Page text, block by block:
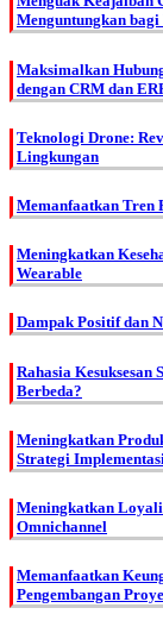
Menguntungkan
Maksimalkan
dengan CRM dan
Teknologi Drone:
Lingkungan
Memanfaatkan Tren
Meningkatkan
Wearable
Dampak Positif dan
Rahasia
Berbeda?
Meningkatkan
Strategi
Meningkatkan
Omnichannel
Memanfaatkan
Pengembangan